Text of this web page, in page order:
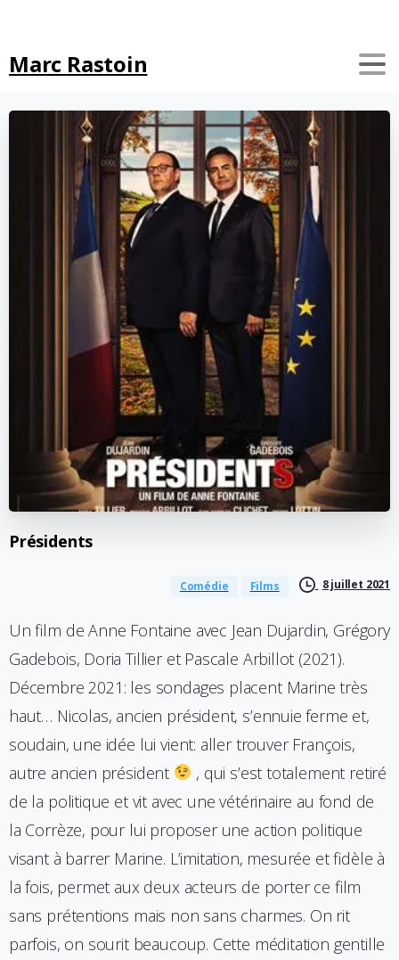
Marc Rastoin
Présidents
Comédie Films 8 juillet 2021
Un film de Anne Fontaine avec Jean Dujardin, Grégory
Gadebois, Doria Tillier et Pascale Arbillot (2021).
Décembre 2021: les sondages placent Marine très
haut… Nicolas, ancien président, s’ennuie ferme et,
soudain, une idée lui vient: aller trouver François,
autre ancien président
, qui s’est totalement retiré
de la politique et vit avec une vétérinaire au fond de
la Corrèze, pour lui proposer une action politique
visant à barrer Marine. L’imitation, mesurée et fidèle à
la fois, permet aux deux acteurs de porter ce film
sans prétentions mais non sans charmes. On rit
parfois, on sourit beaucoup. Cette méditation gentille